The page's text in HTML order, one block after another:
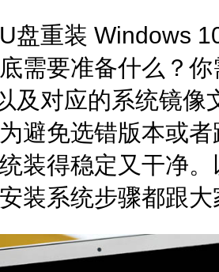
盘重装 Windows
需要准备什么？
及对应的系统镜像
避免选错版本或
装得稳定又干净
装系统步骤都跟